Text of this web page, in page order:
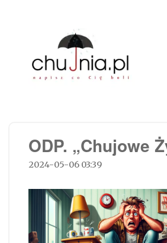
ODP. „Chujowe
2024-05-06 03:39